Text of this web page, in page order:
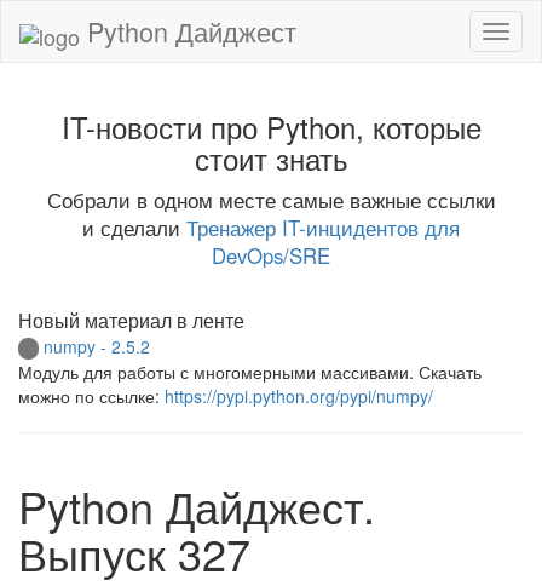
Python Дайджест
IT-новости про Python, которые
стоит знать
Собрали в одном месте самые важные ссылки
и сделали Тренажер IT-инцидентов для
DevOps/SRE
Новый материал в ленте
numpy - 2.5.2
Модуль для работы с многомерными массивами. Скачать
можно по ссылке: https://pypi.python.org/pypi/numpy/
Python Дайджест.
Выпуск 327